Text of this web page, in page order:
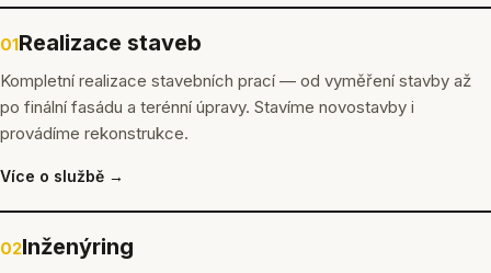
01Realizace staveb
Kompletní realizace stavebních prací — od vyměření stavby až
po finální fasádu a terénní úpravy. Stavíme novostavby i
provádíme rekonstrukce.
Více o službě →
02Inženýring